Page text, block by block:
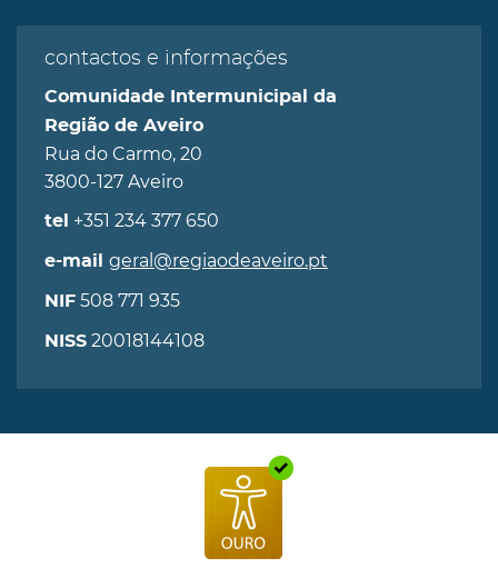
contactos e informações
Comunidade Intermunicipal da
Região de Aveiro
Rua do Carmo, 20
3800-127 Aveiro
tel +351 234 377 650
e-mail geral@regiaodeaveiro.pt
NIF 508 771 935
NISS 20018144108